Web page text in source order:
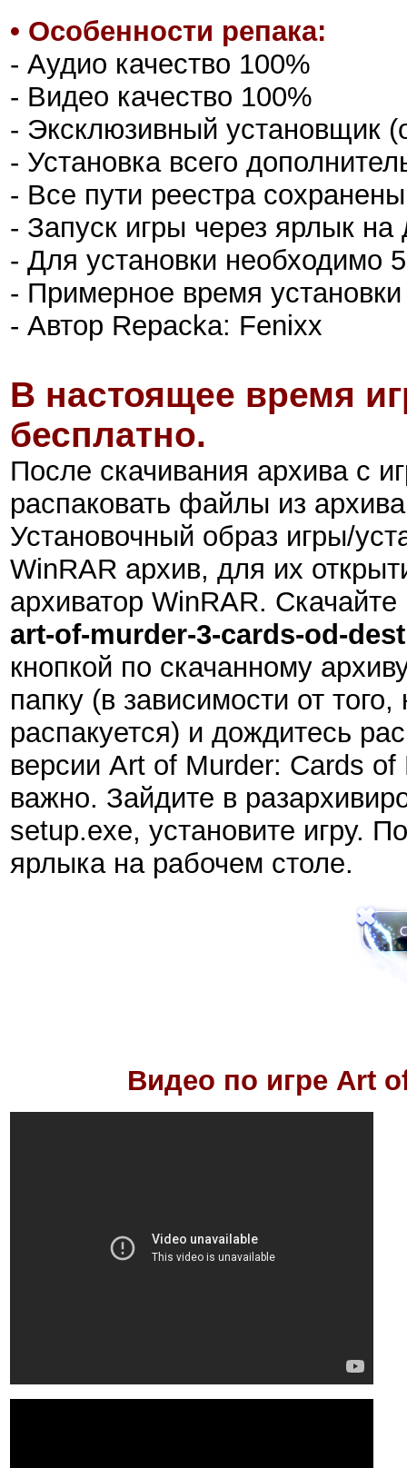
• Особенности репака:
- Аудио качество 100%
- Видео качество 100%
- Эксклюзивный установщик
- Установка всего
- Все пути реестра сохранены
- Запуск игры через ярлык
- Для установки
- Примерное время
- Автор Repacka: Fenixx
В настоящее время
бесплатно.
После скачивания архива с
распаковать файлы из
Установочный образ игры/
WinRAR архив, для их
архиватор WinRAR.
art-of-murder-3-cards-od-
кнопкой по скачанному
папку (в зависимости от
распакуется) и дождитесь
версии Art of Murder: Cards
важно. Зайдите в
setup.exe, установите игру.
ярлыка на рабочем столе.
Видео по игре Art